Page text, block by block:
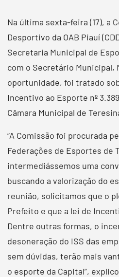
Na última sexta-feira (17), a
Desportivo da OAB Piauí
Secretaria Municipal de
com o Secretário Municipal,
oportunidade, foi tratado
Incentivo ao Esporte nº
Câmara Municipal de
“A Comissão foi procurada
Federações de Esportes de
intermediássemos uma
buscando a valorização do
reunião, solicitamos que o
Prefeito e que a lei de
Dentre outras formas, o
desoneração do ISS das
sem dúvidas, terão mais
o esporte da Capital”,